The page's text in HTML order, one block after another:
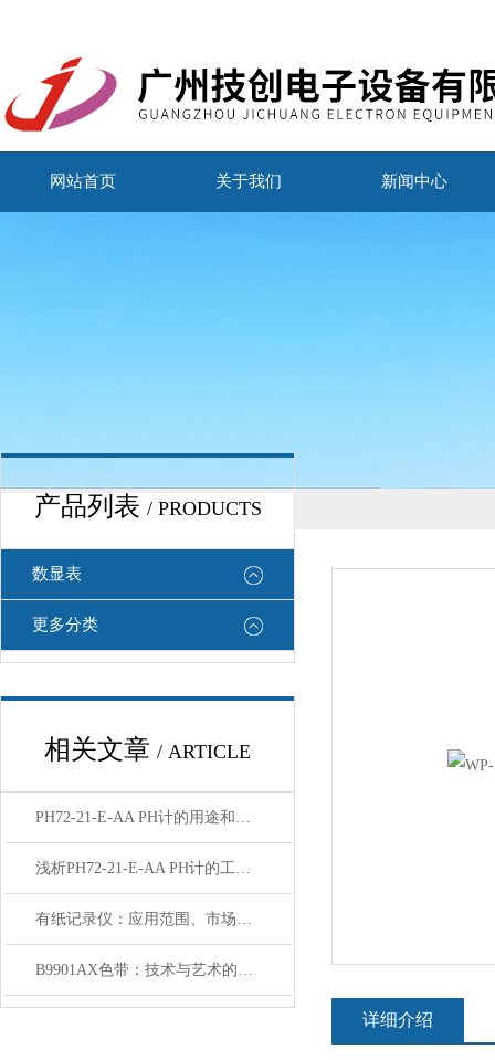
网站首页 关于我们 新闻中心
产品列表 / PRODUCTS
数显表
更多分类
相关文章 / ARTICLE
PH72-21-E-AA PH计的用途和使用方法
浅析PH72-21-E-AA PH计的工作原理与应用
有纸记录仪：应用范围、市场价值及前景分析
B9901AX色带：技术与艺术的结合
详细介绍